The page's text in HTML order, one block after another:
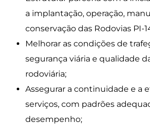
a implantação, operação,
conservação das Rodovias PI-
Melhorar as condições de
segurança viária e qualidade
rodoviária;
Assegurar a continuidade e a
serviços, com padrões
desempenho;